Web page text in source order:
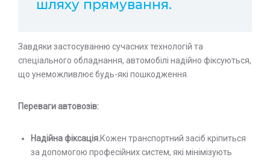
шляху прямування.
Завдяки застосуванню сучасних технологій та
спеціального обладнання, автомобілі надійно фіксуються,
що унеможливлює будь-які пошкодження.
Переваги автовозів:
Надійна фіксація.Кожен транспортний засіб кріпиться
за допомогою професійних систем, які мінімізують